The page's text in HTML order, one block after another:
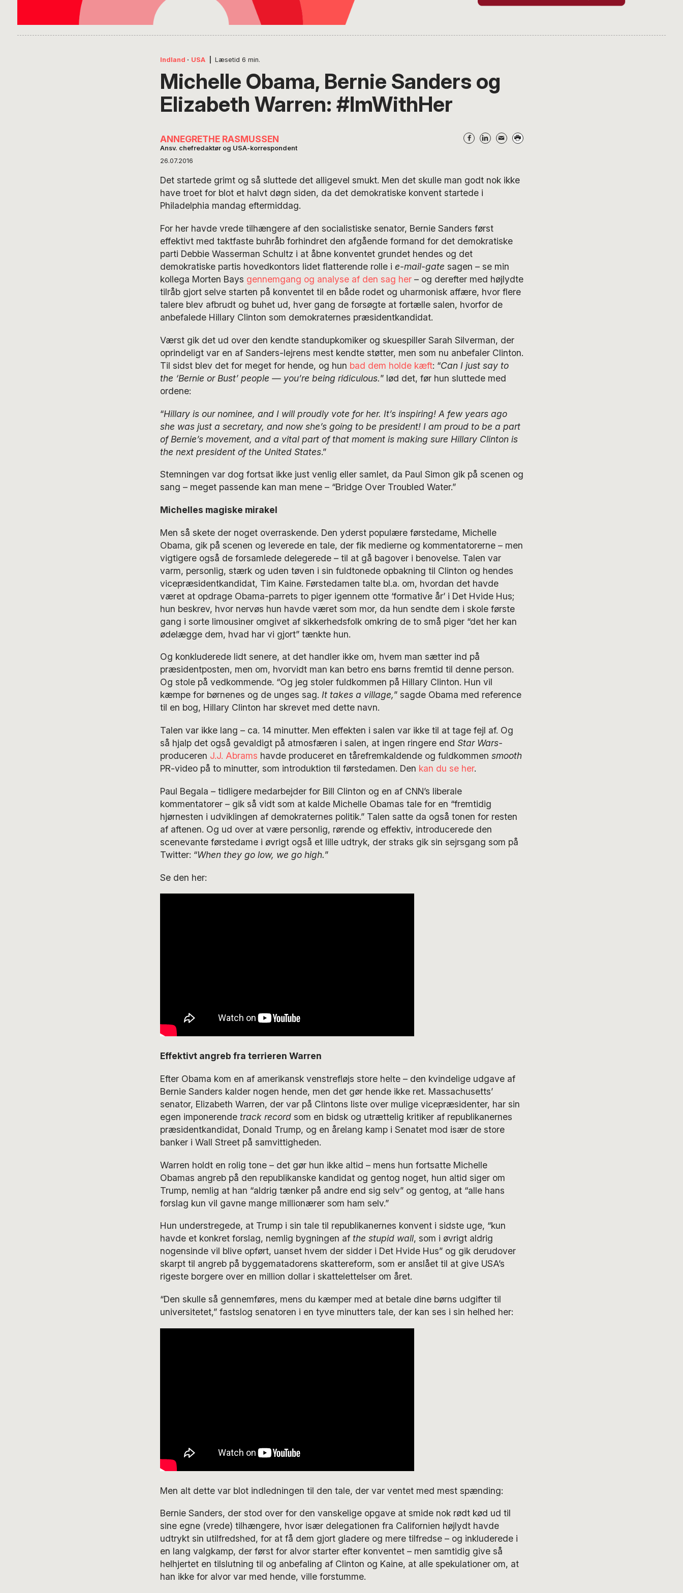
Indland · USA Læsetid 6 min.
Michelle Obama, Bernie Sanders og
Elizabeth Warren: #ImWithHer
ANNEGRETHE RASMUSSEN
Ansv. chefredaktør og USA-korrespondent
26.07.2016
Det startede grimt og så sluttede det alligevel smukt. Men det skulle man godt nok ikke
have troet for blot et halvt døgn siden, da det demokratiske konvent startede i
Philadelphia mandag eftermiddag.
For her havde vrede tilhængere af den socialistiske senator, Bernie Sanders først
effektivt med taktfaste buhråb forhindret den afgående formand for det demokratiske
parti Debbie Wasserman Schultz i at åbne konventet grundet hendes og det
demokratiske partis hovedkontors lidet flatterende rolle i e-mail-gate sagen – se min
kollega Morten Bays gennemgang og analyse af den sag her– og derefter med højlydte
tilråb gjort selve starten på konventet til en både rodet og uharmonisk affære, hvor flere
talere blev afbrudt og buhet ud, hver gang de forsøgte at fortælle salen, hvorfor de
anbefalede Hillary Clinton som demokraternes præsidentkandidat.
Værst gik det ud over den kendte standupkomiker og skuespiller Sarah Silverman, der
oprindeligt var en af Sanders-lejrens mest kendte støtter, men som nu anbefaler Clinton.
Til sidst blev det for meget for hende, og hun bad dem holde kæft: “Can I just say to
the ‘Bernie or Bust’ people — you’re being ridiculous.” lød det, før hun sluttede med
ordene:
“Hillary is our nominee, and I will proudly vote for her. It’s inspiring! A few years ago
she was just a secretary, and now she’s going to be president! I am proud to be a part
of Bernie’s movement, and a vital part of that moment is making sure Hillary Clinton is
the next president of the United States.”
Stemningen var dog fortsat ikke just venlig eller samlet, da Paul Simon gik på scenen og
sang – meget passende kan man mene – “Bridge Over Troubled Water.”
Michelles magiske mirakel
Men så skete der noget overraskende. Den yderst populære førstedame, Michelle
Obama, gik på scenen og leverede en tale, der fik medierne og kommentatorerne – men
vigtigere også de forsamlede delegerede – til at gå bagover i benovelse. Talen var
varm, personlig, stærk og uden tøven i sin fuldtonede opbakning til Clinton og hendes
vicepræsidentkandidat, Tim Kaine. Førstedamen talte bl.a. om, hvordan det havde
været at opdrage Obama-parrets to piger igennem otte ‘formative år’ i Det Hvide Hus;
hun beskrev, hvor nervøs hun havde været som mor, da hun sendte dem i skole første
gang i sorte limousiner omgivet af sikkerhedsfolk omkring de to små piger “det her kan
ødelægge dem, hvad har vi gjort” tænkte hun.
Og konkluderede lidt senere, at det handler ikke om, hvem man sætter ind på
præsidentposten, men om, hvorvidt man kan betro ens børns fremtid til denne person.
Og stole på vedkommende. “Og jeg stoler fuldkommen på Hillary Clinton. Hun vil
kæmpe for børnenes og de unges sag. It takes a village,” sagde Obama med reference
til en bog, Hillary Clinton har skrevet med dette navn.
Talen var ikke lang – ca. 14 minutter. Men effekten i salen var ikke til at tage fejl af. Og
så hjalp det også gevaldigt på atmosfæren i salen, at ingen ringere end Star Wars-
produceren J.J. Abrams havde produceret en tårefremkaldende og fuldkommen smooth
PR-video på to minutter, som introduktion til førstedamen. Den kan du se her.
Paul Begala – tidligere medarbejder for Bill Clinton og en af CNN’s liberale
kommentatorer – gik så vidt som at kalde Michelle Obamas tale for en “fremtidig
hjørnesten i udviklingen af demokraternes politik.” Talen satte da også tonen for resten
af aftenen. Og ud over at være personlig, rørende og effektiv, introducerede den
scenevante førstedame i øvrigt også et lille udtryk, der straks gik sin sejrsgang som på
Twitter: “When they go low, we go high.”
Se den her:
Effektivt angreb fra terrieren Warren
Efter Obama kom en af amerikansk venstrefløjs store helte – den kvindelige udgave af
Bernie Sanders kalder nogen hende, men det gør hende ikke ret. Massachusetts’
senator, Elizabeth Warren, der var på Clintons liste over mulige vicepræsidenter, har sin
egen imponerende track recordsom en bidsk og utrættelig kritiker af republikanernes
præsidentkandidat, Donald Trump, og en årelang kamp i Senatet mod især de store
banker i Wall Street på samvittigheden.
Warren holdt en rolig tone – det gør hun ikke altid – mens hun fortsatte Michelle
Obamas angreb på den republikanske kandidat og gentog noget, hun altid siger om
Trump, nemlig at han “aldrig tænker på andre end sig selv” og gentog, at “alle hans
forslag kun vil gavne mange millionærer som ham selv.”
Hun understregede, at Trump i sin tale til republikanernes konvent i sidste uge, “kun
havde et konkret forslag, nemlig bygningen af the stupid wall, som i øvrigt aldrig
nogensinde vil blive opført, uanset hvem der sidder i Det Hvide Hus” og gik derudover
skarpt til angreb på byggematadorens skattereform, som er anslået til at give USA’s
rigeste borgere over en million dollar i skattelettelser om året.
“Den skulle så gennemføres, mens du kæmper med at betale dine børns udgifter til
universitetet,” fastslog senatoren i en tyve minutters tale, der kan ses i sin helhed her:
Men alt dette var blot indledningen til den tale, der var ventet med mest spænding:
Bernie Sanders, der stod over for den vanskelige opgave at smide nok rødt kød ud til
sine egne (vrede) tilhængere, hvor især delegationen fra Californien højlydt havde
udtrykt sin utilfredshed, for at få dem gjort gladere og mere tilfredse – og inkluderede i
en lang valgkamp, der først for alvor starter efter konventet – men samtidig give så
helhjertet en tilslutning til og anbefaling af Clinton og Kaine, at alle spekulationer om, at
han ikke for alvor var med hende, ville forstumme.